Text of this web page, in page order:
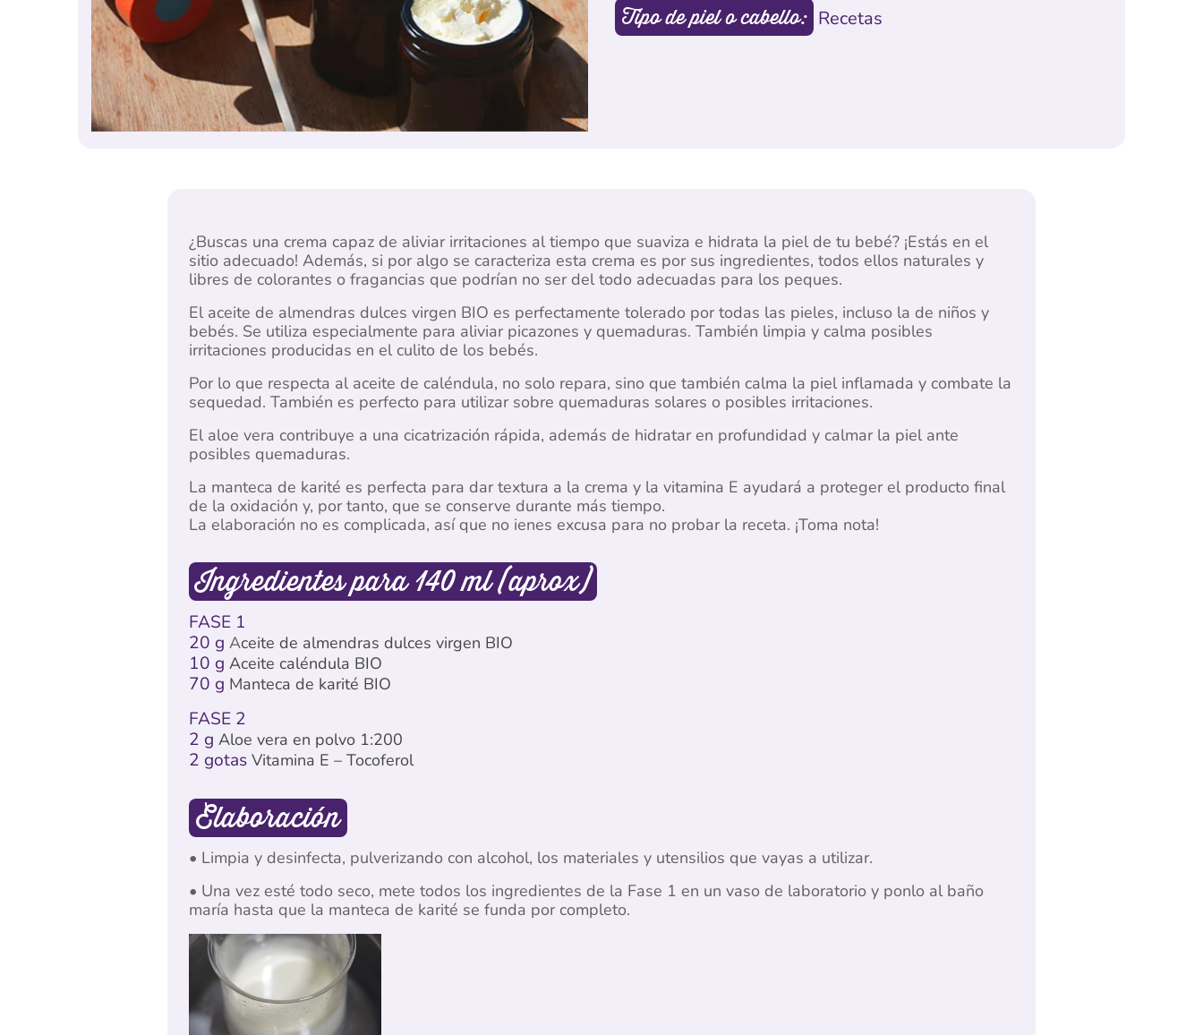
Tipo de piel o cabello: Recetas
¿Buscas una crema capaz de aliviar irritaciones al tiempo que suaviza e hidrata la piel de tu bebé? ¡Estás en el
sitio adecuado! Además, si por algo se caracteriza esta crema es por sus ingredientes, todos ellos naturales y
libres de colorantes o fragancias que podrían no ser del todo adecuadas para los peques.
El aceite de almendras dulces virgen BIO es perfectamente tolerado por todas las pieles, incluso la de niños y
bebés. Se utiliza especialmente para aliviar picazones y quemaduras. También limpia y calma posibles
irritaciones producidas en el culito de los bebés.
Por lo que respecta al aceite de caléndula, no solo repara, sino que también calma la piel inflamada y combate la
sequedad. También es perfecto para utilizar sobre quemaduras solares o posibles irritaciones.
El aloe vera contribuye a una cicatrización rápida, además de hidratar en profundidad y calmar la piel ante
posibles quemaduras.
La manteca de karité es perfecta para dar textura a la crema y la vitamina E ayudará a proteger el producto final
de la oxidación y, por tanto, que se conserve durante más tiempo.
La elaboración no es complicada, así que no ienes excusa para no probar la receta. ¡Toma nota!
Ingredientes para 140 ml (aprox)
FASE 1
20 g Aceite de almendras dulces virgen BIO
10 g Aceite caléndula BIO
70 g Manteca de karité BIO
FASE 2
2 g Aloe vera en polvo 1:200
2 gotas Vitamina E – Tocoferol
Elaboración
• Limpia y desinfecta, pulverizando con alcohol, los materiales y utensilios que vayas a utilizar.
• Una vez esté todo seco, mete todos los ingredientes de la Fase 1 en un vaso de laboratorio y ponlo al baño
maría hasta que la manteca de karité se funda por completo.